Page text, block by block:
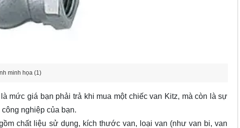
minh họa (1)
mức giá bạn phải trả khi mua một chiếc van Kitz, mà còn là sự
nghiệp của bạn.
chất liệu sử dụng, kích thước van, loại van (như van bi, van